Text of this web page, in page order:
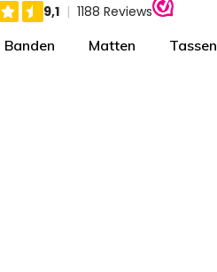
Banden Matten Tassen